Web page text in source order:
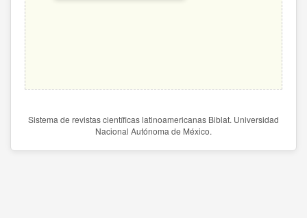
Sistema de revistas científicas latinoamericanas Biblat. Universidad
Nacional Autónoma de México.